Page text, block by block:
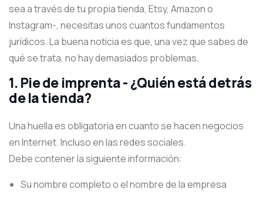
sea a través de tu propia tienda, Etsy, Amazon o
Instagram-, necesitas unos cuantos fundamentos
jurídicos. La buena noticia es que, una vez que sabes de
qué se trata, no hay demasiados problemas.
1.Pie de imprenta - ¿Quién está detrás
de la tienda?
Una huella es obligatoria en cuanto se hacen negocios
en Internet. Incluso en las redes sociales.
Debe contener la siguiente información:
Su nombre completo o el nombre de la empresa